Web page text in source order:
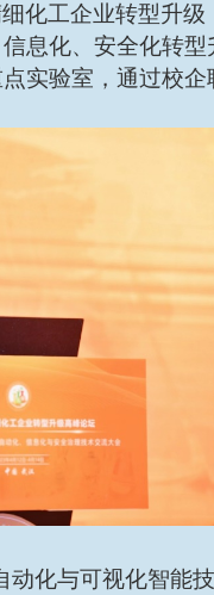
化工企业转型升
息化、安全化转
实验室，通过校
动化与可视化智能